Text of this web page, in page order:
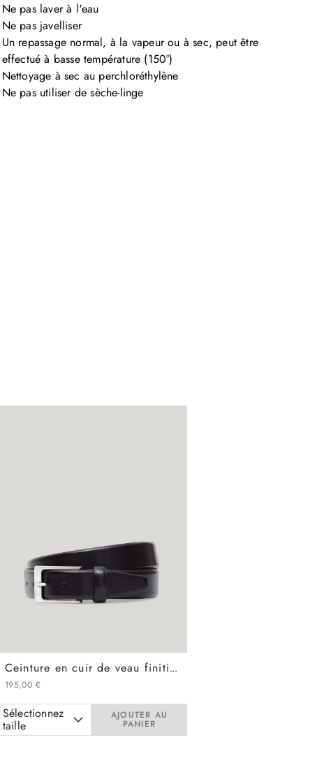
Ne pas laver à l'eau
Ne pas javelliser
Un repassage normal, à la vapeur ou à sec, peut être
effectué à basse température (150°)
Nettoyage à sec au perchloréthylène
Ne pas utiliser de sèche-linge
Ceinture en cuir de veau finition cordovan
195,00 €
Sélectionnez
taille
AJOUTER AU
PANIER